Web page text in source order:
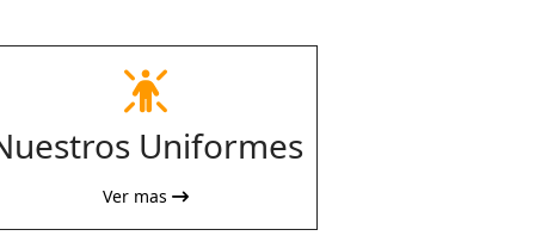
fa-
person-
Uniformes
Ver mas